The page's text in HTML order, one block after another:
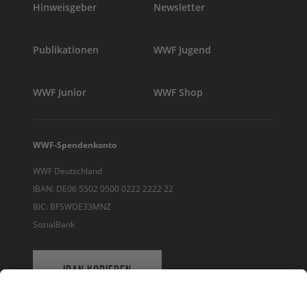
Hinweisgeber Newsletter
Publikationen WWF Jugend
WWF Junior WWF Shop
WWF-Spendenkonto
WWF Deutschland
IBAN: DE06 5502 0500 0222 2222 22
BIC: BFSWDE33MNZ
SozialBank
IBAN KOPIEREN